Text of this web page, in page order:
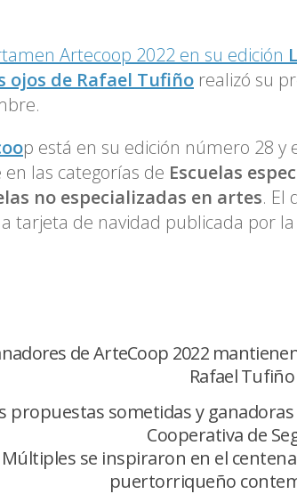
Artecoop 2022 en su edición
ojos de Rafael Tufiño realizó su
p está en su edición número 28
en las categorías de Escuelas
no especializadas en artes. El
tarjeta de navidad publicada por
de ArteCoop 2022
Rafael Tufiño
propuestas sometidas y
Cooperativa de
Múltiples se inspiraron en el
puertorriqueño